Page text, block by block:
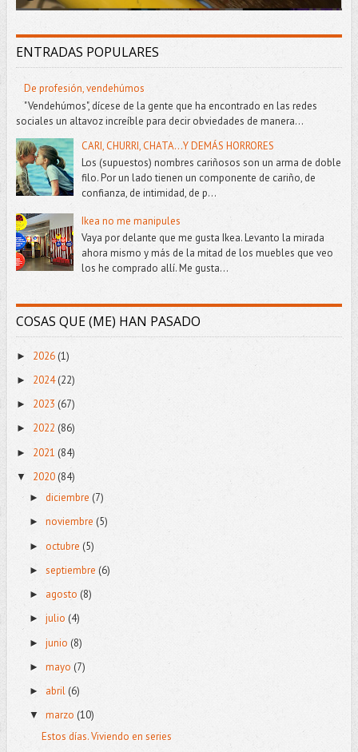
ENTRADAS POPULARES
De profesión, vendehúmos
"Vendehúmos", dícese de la gente que ha encontrado en las redes
sociales un altavoz increíble para decir obviedades de manera...
CARI, CHURRI, CHATA...Y DEMÁS HORRORES
Los (supuestos) nombres cariñosos son un arma de doble
filo. Por un lado tienen un componente de cariño, de
confianza, de intimidad, de p...
Ikea no me manipules
Vaya por delante que me gusta Ikea. Levanto la mirada
ahora mismo y más de la mitad de los muebles que veo
los he comprado allí. Me gusta...
COSAS QUE (ME) HAN PASADO
► 2026(1)
► 2024(22)
► 2023 (67)
► 2022 (86)
► 2021 (84)
▼ 2020 (84)
► diciembre (7)
► noviembre (5)
► octubre (5)
► septiembre (6)
► agosto (8)
► julio (4)
► junio (8)
► mayo (7)
► abril(6)
▼ marzo (10)
Estos días. Viviendo en series